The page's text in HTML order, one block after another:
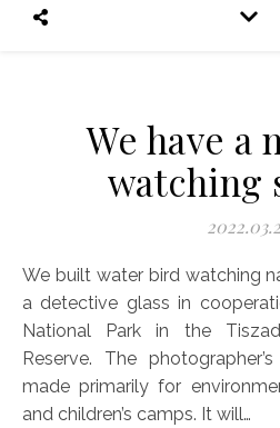
We have a
watching
We built water bird watching nature photo station with
a detective glass in
National Park in the
Reserve. The
made primarily for
and children’s camps. It will…